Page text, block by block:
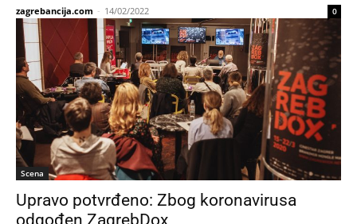
zagrebancija.com - 14/02/2022 0
Scena
Upravo potvrđeno: Zbog koronavirusa
odgođen ZagrebDox